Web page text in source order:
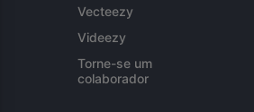
Vecteezy
Videezy
Torne-se um
colaborador